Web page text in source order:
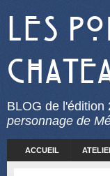
Les
BLOG de l'édition
personnage de
ACCUEIL